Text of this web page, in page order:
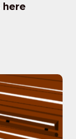
here